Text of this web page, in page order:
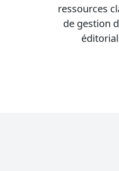
ressources
de gestion